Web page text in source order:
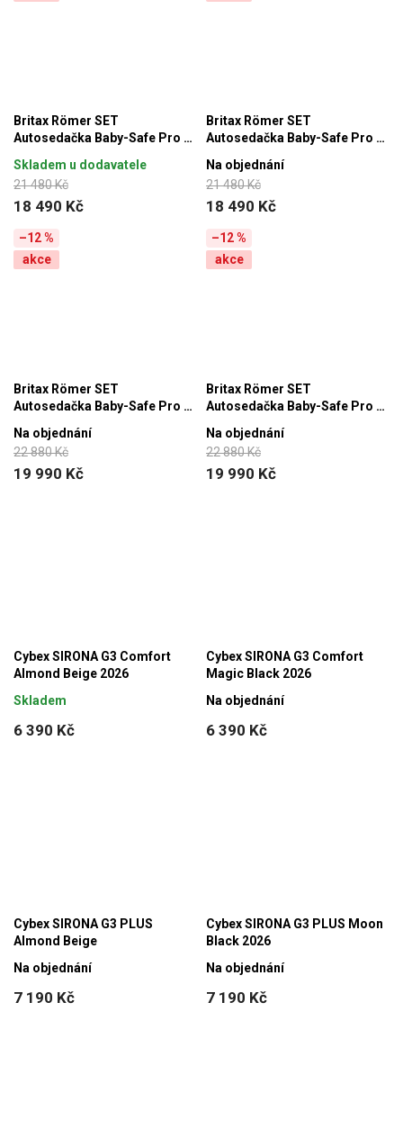
Britax Römer SET
Autosedačka Baby-Safe Pro +
Dualfix 5z Style, Mineral Grey
21 480 Kč
18 490 Kč
Skladem u dodavatele
Britax Römer SET
Autosedačka Baby-Safe Pro +
Dualfix 5z Style, Teak
21 480 Kč
18 490 Kč
Na objednání
–12 %
akce
Britax Römer SET
Autosedačka Baby-Safe Pro +
Dualfix 5z, Soft Taupe - Lux
22 880 Kč
19 990 Kč
Na objednání
–12 %
akce
Britax Römer SET
Autosedačka Baby-Safe Pro +
Dualfix 5z,Urban Olive - Lux
22 880 Kč
19 990 Kč
Na objednání
Cybex SIRONA G3 Comfort
Almond Beige 2026
6 390 Kč
Skladem
Cybex SIRONA G3 Comfort
Magic Black 2026
6 390 Kč
Na objednání
Cybex SIRONA G3 PLUS
Almond Beige
7 190 Kč
Na objednání
Cybex SIRONA G3 PLUS Moon
Black 2026
7 190 Kč
Na objednání